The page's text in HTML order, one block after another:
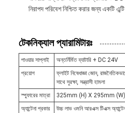
নিরাপদ পরিবেশ নিশ্চিত করার জন্য একটি
টেকনিক্যাল প্যারামিটারঃ
পাওয়ার সাপ্লাই
অন্তর্নির্মিত ব্যাটারি + DC 24V
প্রয়োগ
ফ্লাইট নিষেধাজ্ঞা জোন,
সাথে সুরক্ষা, সন্ত্রাসী হামলা
স্পুফারের মাত্রা
325mm (H) X 295mm (W) X
অ্যান্টেনা প্রকার
উচ্চ লাভ ওমনি আরএক্স টিএক্স